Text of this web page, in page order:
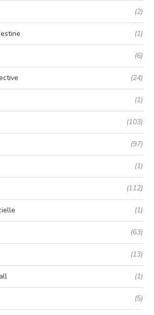
(2)
(1)
(6)
(24)
(1)
(103)
(97)
(1)
(112)
(1)
(63)
(13)
(1)
(5)